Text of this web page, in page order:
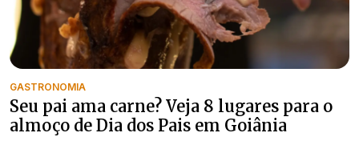
GASTRONOMIA
Seu pai ama carne? Veja 8 lugares para o
almoço de Dia dos Pais em Goiânia